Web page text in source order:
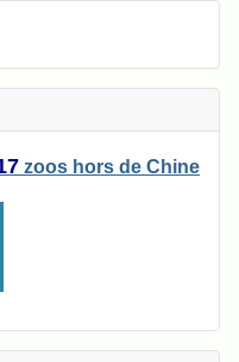
zoos hors de Chine